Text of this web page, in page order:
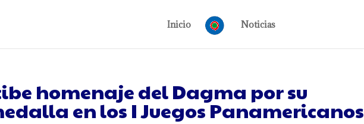
Inicio Noticias
homenaje del Dagma por su
en los I Juegos Panamericanos